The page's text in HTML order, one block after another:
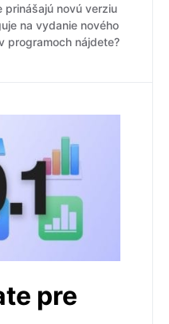
prinášajú novú verziu
na vydanie nového
programoch nájdete?
pre